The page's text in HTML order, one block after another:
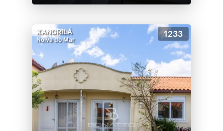
XANGRILÁ
Noiva do Mar
1233